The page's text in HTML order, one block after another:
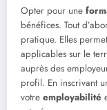
Opter pour une
bénéfices. Tout
pratique. Elles
applicables sur le
auprès des
profil. En inscrivant
votre employabilité